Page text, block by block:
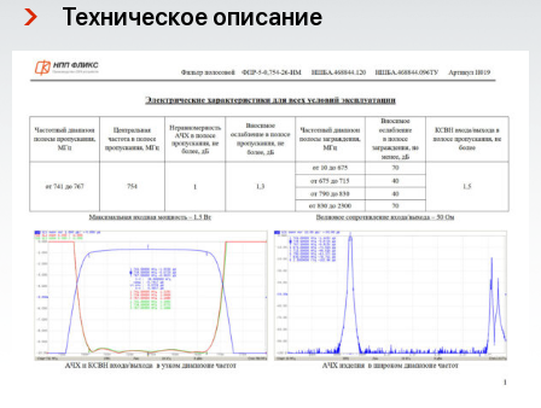
Техническое описание